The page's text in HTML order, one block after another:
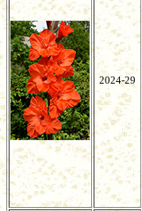
2024-29